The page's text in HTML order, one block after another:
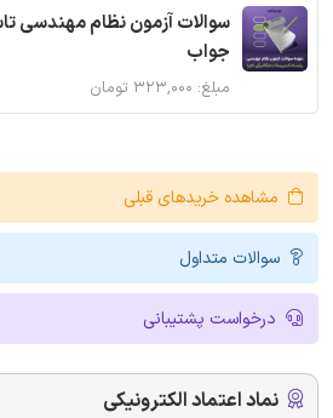
سوالات آزمون نظام مهندسی
جواب
مبلغ: ۳۲۳,۰۰۰ تومان
مشاهده خریدهای قبلی
سوالات متداول
درخواست پشتیبانی
نماد اعتماد الکترونیکی